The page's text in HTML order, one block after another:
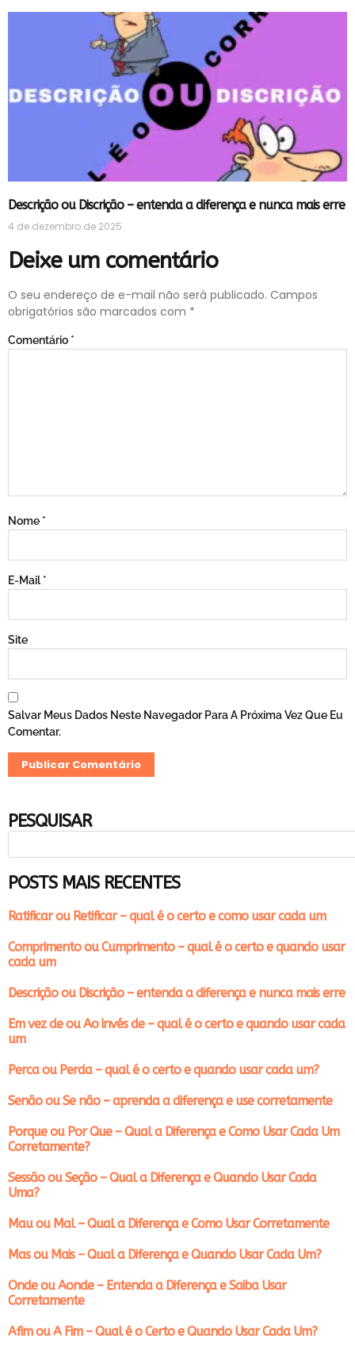
Descrição ou Discrição – entenda a diferença e nunca mais erre
4 de dezembro de 2025
Deixe um comentário
O seu endereço de e-mail não será publicado. Campos
obrigatórios são marcados com *
Comentário *
Nome *
E-Mail *
Site
Salvar Meus Dados Neste Navegador Para A Próxima Vez Que Eu
Comentar.
PESQUISAR
POSTS MAIS RECENTES
Ratificar ou Retificar – qual é o certo e como usar cada um
Comprimento ou Cumprimento – qual é o certo e quando usar
cada um
Descrição ou Discrição – entenda a diferença e nunca mais erre
Em vez de ou Ao invés de – qual é o certo e quando usar cada
um
Perca ou Perda – qual é o certo e quando usar cada um?
Senão ou Se não – aprenda a diferença e use corretamente
Porque ou Por Que – Qual a Diferença e Como Usar Cada Um
Corretamente?
Sessão ou Seção – Qual a Diferença e Quando Usar Cada
Uma?
Mau ou Mal – Qual a Diferença e Como Usar Corretamente
Mas ou Mais – Qual a Diferença e Quando Usar Cada Um?
Onde ou Aonde – Entenda a Diferença e Saiba Usar
Corretamente
Afim ou A Fim – Qual é o Certo e Quando Usar Cada Um?